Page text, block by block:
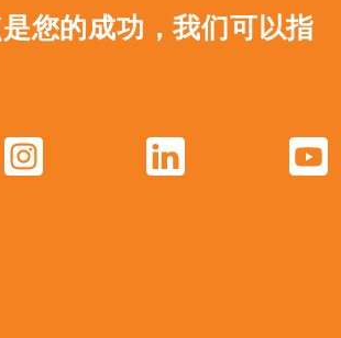
您的成功，我们可以指